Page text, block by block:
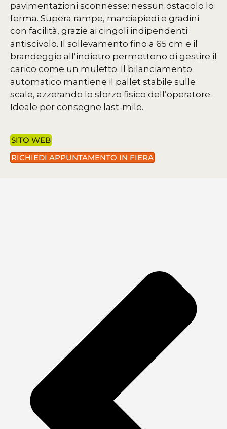
pavimentazioni sconnesse: nessun ostacolo lo
ferma. Supera rampe, marciapiedi e gradini
con facilità, grazie ai cingoli indipendenti
antiscivolo. Il sollevamento fino a 65 cm e il
brandeggio all’indietro permettono di gestire il
carico come un muletto. Il bilanciamento
automatico mantiene il pallet stabile sulle
scale, azzerando lo sforzo fisico dell’operatore.
Ideale per consegne last-mile.
SITO WEB
RICHIEDI APPUNTAMENTO IN FIERA